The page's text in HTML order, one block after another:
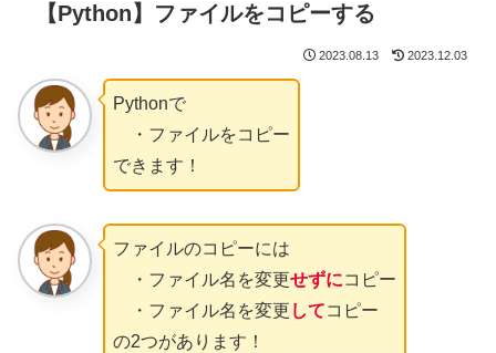
【Python】ファイルをコピーする
2023.08.13 2023.12.03
Pythonで
・ファイルをコピー
できます！
ファイルのコピーには
・ファイル名を変更せずにコピー
・ファイル名を変更 してコピー
の2つがあります！